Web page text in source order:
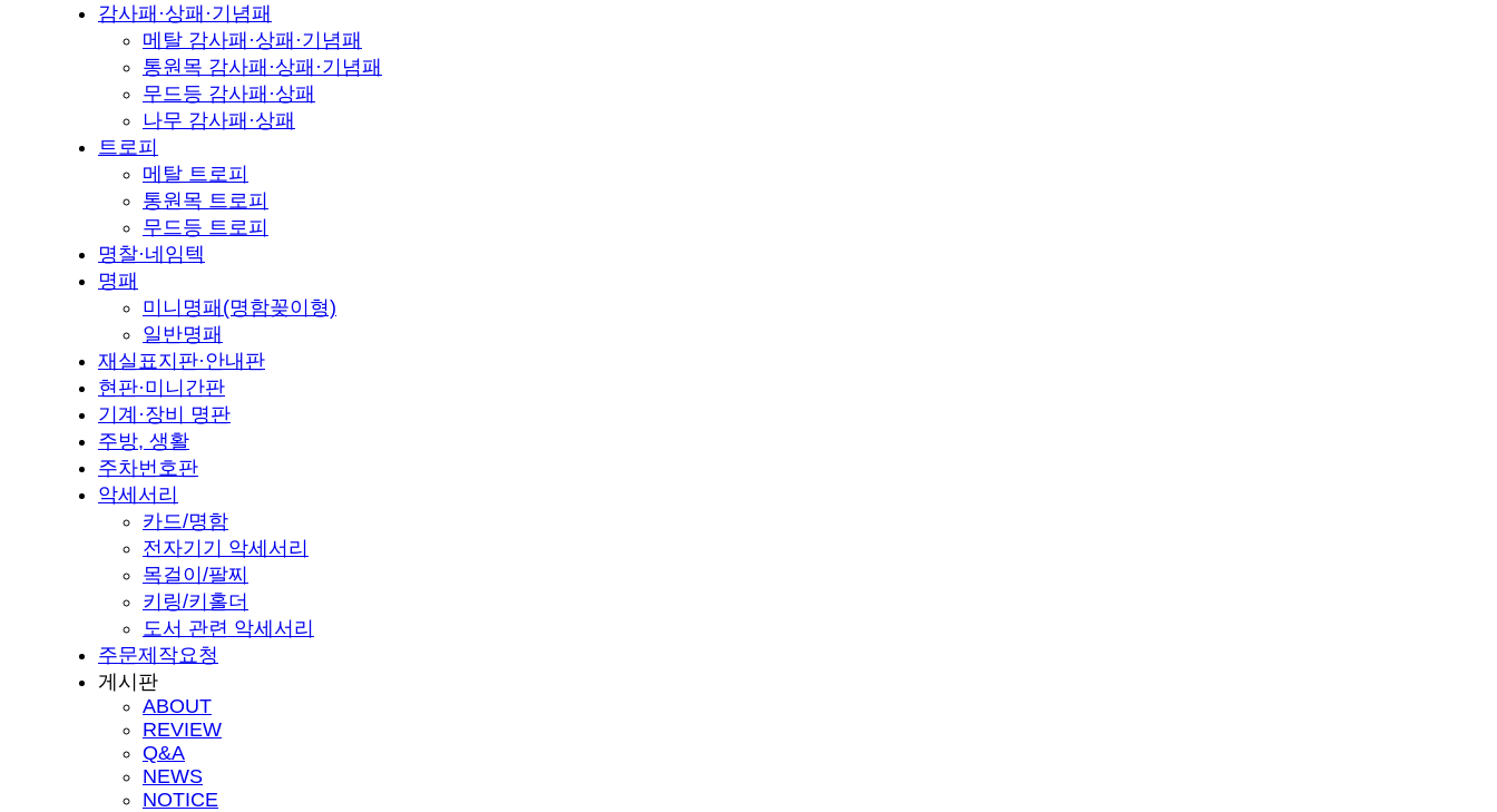
감사패·상패·기념패
메탈 감사패·상패·기념패
통원목 감사패·상패·기념패
무드등 감사패·상패
나무 감사패·상패
트로피
메탈 트로피
통원목 트로피
무드등 트로피
명찰·네임텍
명패
미니명패(명함꽂이형)
일반명패
재실표지판·안내판
현판·미니간판
기계·장비 명판
주방, 생활
주차번호판
악세서리
카드/명함
전자기기 악세서리
목걸이/팔찌
키링/키홀더
도서 관련 악세서리
주문제작요청
게시판
ABOUT
REVIEW
Q&A
NEWS
NOTICE